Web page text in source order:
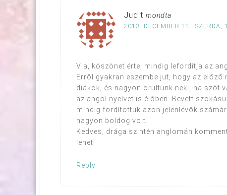
Judit mondta
2013. DECEMBER 11., SZERDA,
Via, köszönet érte, mindig lefordítja az
Erről gyakran eszembe jut, hogy az
diákok, és nagyon örültünk neki, ha szót
az angol nyelvet is élőben. Bevett
mindig fordítottuk azon jelenlévők
nagyon boldog volt.
Kedves, drága szintén anglomán
lehet!
Reply